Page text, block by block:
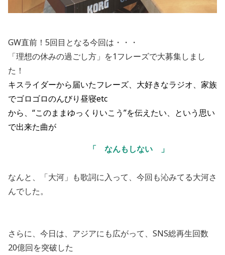
GW直前！5回目となる今回は・・・
「理想の休みの過ごし方」を1フレーズで大募集しまし
た！
キスライダーから届いたフレーズ、大好きなラジオ、家族
でゴロゴロのんびり昼寝etc
から、“このままゆっくりいこう”を伝えたい、という思い
で出来た曲が
「 なんもしない 」
なんと、「大河」も歌詞に入って、今回も沁みてる大河さ
んでした。
さらに、今日は、アジアにも広がって、SNS総再生回数
20億回を突破した